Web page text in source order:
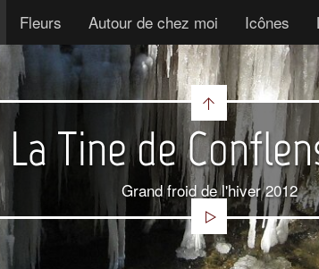
Fleurs Autour de chez moi Icônes
La Tine de
Grand froid de l'hiver 2012